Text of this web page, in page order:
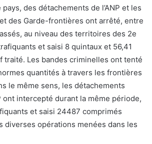
des détachements de l’ANP et les
des Garde-frontières ont arrêté, entre
au niveau des territoires des 2e
et saisi 8 quintaux et 56,41
traité. Les bandes criminelles ont tenté
quantités à travers les frontières
le même sens, les détachements
ont intercepté durant la même période,
et saisi 24487 comprimés
diverses opérations menées dans les